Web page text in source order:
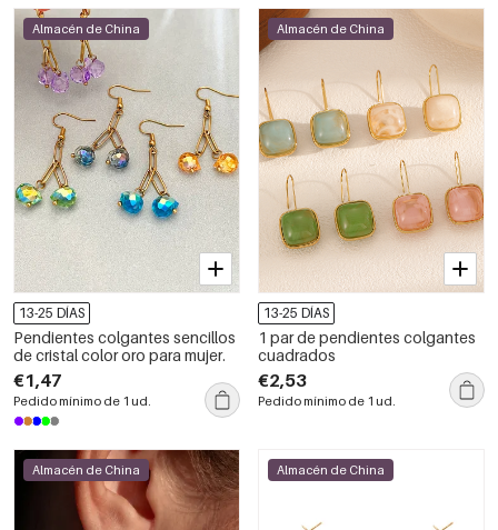
Almacén de China
13-25 DÍAS
Pendientes colgantes sencillos
de cristal color oro para mujer.
€1,47
Pedido mínimo de 1 ud.
Almacén de China
13-25 DÍAS
1 par de pendientes colgantes
cuadrados
€2,53
Pedido mínimo de 1 ud.
Almacén de China Almacén de China